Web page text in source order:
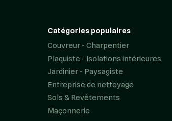
Catégories populaires
Couvreur - Charpentier
Plaquiste - Isolations intérieures
Jardinier - Paysagiste
Entreprise de nettoyage
Sols & Revêtements
Maçonnerie